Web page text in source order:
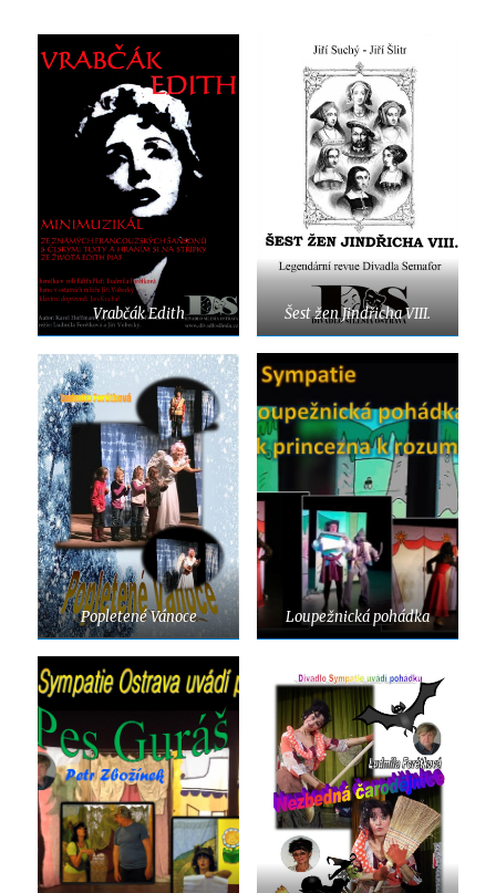
Vrabčák Edith Šest žen Jindřicha VIII.
Popletené Vánoce Loupežnická pohádka